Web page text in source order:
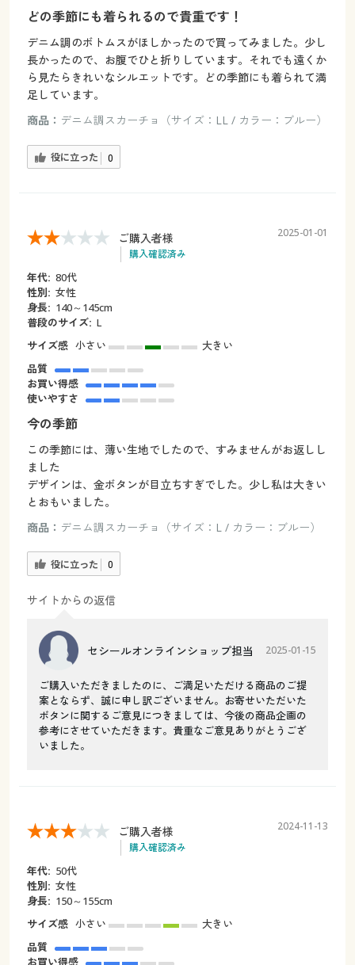
どの季節にも着られるので貴重です！
デニム調のボトムスがほしかったので買ってみました。少し
長かったので、お腹でひと折りしています。それでも遠くか
ら見たらきれいなシルエットです。どの季節にも着られて満
足しています。
商品： デニム調スカーチョ（サイズ：LL / カラー：ブルー）
役に立った 0
ご購入者様
購入確認済み
2025-01-01
年代: 80代
性別: 女性
身長: 140～145cm
普段のサイズ: L
サイズ感 小さい
大きい
品質
お買い得感
使いやすさ
今の季節
この季節には、薄い生地でしたので、すみませんがお返しし
ました
デザインは、金ボタンが目立ちすぎでした。少し私は大きい
とおもいました。
商品： デニム調スカーチョ（サイズ：L / カラー：ブルー）
役に立った 0
サイトからの返信
セシールオンラインショップ担当 2025-01-15
ご購入いただきましたのに、ご満足いただける商品のご提
案とならず、誠に申し訳ございません。お寄せいただいた
ボタンに関するご意見につきましては、今後の商品企画の
参考にさせていただきます。貴重なご意見ありがとうござ
いました。
ご購入者様
購入確認済み
2024-11-13
年代: 50代
性別: 女性
身長: 150～155cm
サイズ感 小さい
大きい
品質
お買い得感